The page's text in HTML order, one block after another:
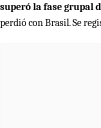
superó la fase grupal
perdió con Brasil. Se